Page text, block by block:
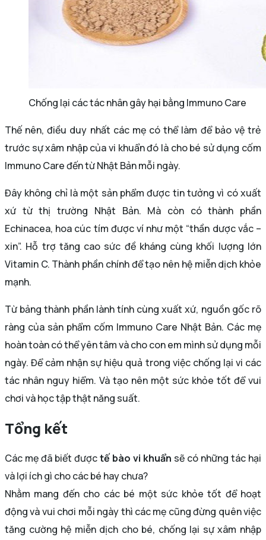
Chống lại các tác nhân gây hại bằng Immuno Care
Thế nên, điều duy nhất các mẹ có thể làm để bảo vệ trẻ
trước sự xâm nhập của vi khuẩn đó là cho bé sử dụng cốm
Immuno Care đến từ Nhật Bản mỗi ngày.
Đây không chỉ là một sản phẩm được tin tưởng vì có xuất
xứ từ thị trường Nhật Bản. Mà còn có thành phần
Echinacea, hoa cúc tím được ví như một “thần dược vắc –
xin”. Hỗ trợ tăng cao sức đề kháng cùng khối lượng lớn
Vitamin C. Thành phần chính để tạo nên hệ miễn dịch khỏe
mạnh.
Từ bảng thành phần lành tính cùng xuất xứ, nguồn gốc rõ
ràng của sản phẩm cốm Immuno Care Nhật Bản. Các mẹ
hoàn toàn có thể yên tâm và cho con em mình sử dụng mỗi
ngày. Để cảm nhận sự hiệu quả trong việc chống lại vi các
tác nhân nguy hiểm. Và tạo nên một sức khỏe tốt để vui
chơi và học tập thật năng suất.
Tổng kết
Các mẹ đã biết đượctế bào vi khuẩn sẽ có những tác hại
và lợi ích gì cho các bé hay chưa?
Nhằm mang đến cho các bé một sức khỏe tốt để hoạt
động và vui chơi mỗi ngày thì các mẹ cũng đừng quên việc
tăng cường hệ miễn dịch cho bé, chống lại sự xâm nhập